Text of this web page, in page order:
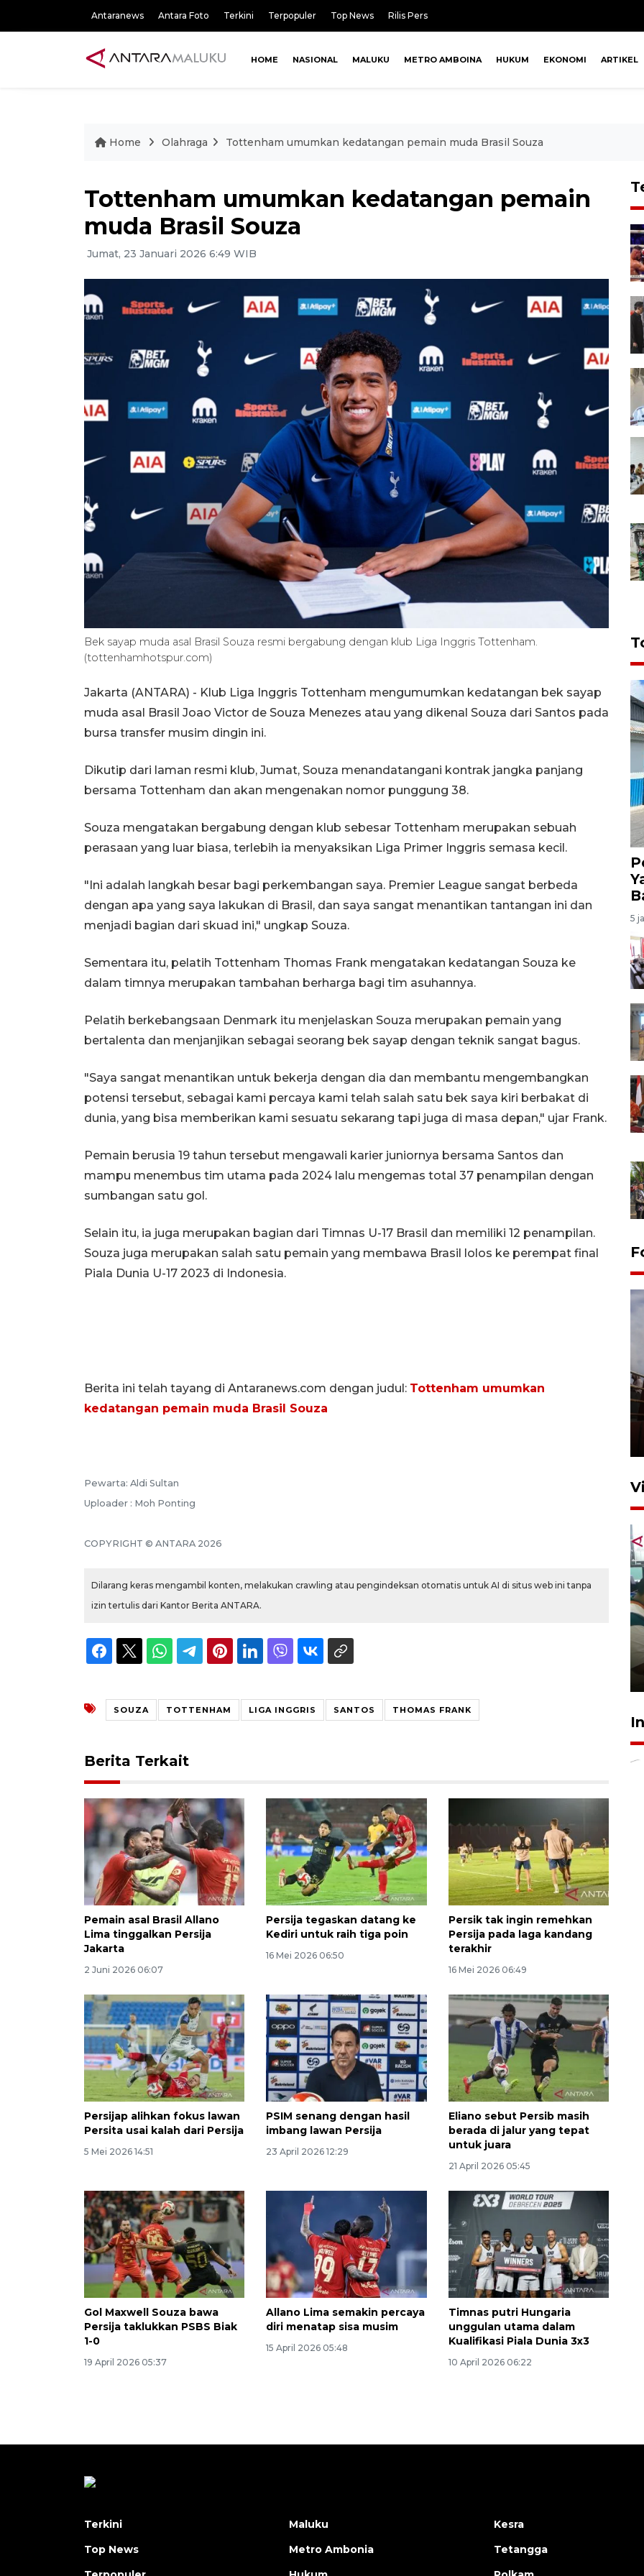
Antaranews Antara Foto Terkini Terpopuler Top News Rilis Pers
HOME NASIONAL MALUKU METRO AMBOINA HUKUM EKONOMI ARTIKEL
Home Olahraga Tottenham umumkan kedatangan pemain muda Brasil Souza
Tottenham umumkan kedatangan pemain
muda Brasil Souza
Jumat, 23 Januari 2026 6:49 WIB
Bek sayap muda asal Brasil Souza resmi bergabung dengan klub Liga Inggris Tottenham.
(tottenhamhotspur.com)
Jakarta (ANTARA) - Klub Liga Inggris Tottenham mengumumkan kedatangan bek sayap
muda asal Brasil Joao Victor de Souza Menezes atau yang dikenal Souza dari Santos pada
bursa transfer musim dingin ini.
Dikutip dari laman resmi klub, Jumat, Souza menandatangani kontrak jangka panjang
bersama Tottenham dan akan mengenakan nomor punggung 38.
Souza mengatakan bergabung dengan klub sebesar Tottenham merupakan sebuah
perasaan yang luar biasa, terlebih ia menyaksikan Liga Primer Inggris semasa kecil.
"Ini adalah langkah besar bagi perkembangan saya. Premier League sangat berbeda
dengan apa yang saya lakukan di Brasil, dan saya sangat menantikan tantangan ini dan
menjadi bagian dari skuad ini," ungkap Souza.
Sementara itu, pelatih Tottenham Thomas Frank mengatakan kedatangan Souza ke
dalam timnya merupakan tambahan berharga bagi tim asuhannya.
Pelatih berkebangsaan Denmark itu menjelaskan Souza merupakan pemain yang
bertalenta dan menjanjikan sebagai seorang bek sayap dengan teknik sangat bagus.
"Saya sangat menantikan untuk bekerja dengan dia dan membantu mengembangkan
potensi tersebut, sebagai kami percaya kami telah salah satu bek saya kiri berbakat di
dunia, yang bisa memberikan kami sesuatu sekarang tapi juga di masa depan," ujar Frank.
Pemain berusia 19 tahun tersebut mengawali karier juniornya bersama Santos dan
mampu menembus tim utama pada 2024 lalu mengemas total 37 penampilan dengan
sumbangan satu gol.
Selain itu, ia juga merupakan bagian dari Timnas U-17 Brasil dan memiliki 12 penampilan.
Souza juga merupakan salah satu pemain yang membawa Brasil lolos ke perempat final
Piala Dunia U-17 2023 di Indonesia.
Berita ini telah tayang di Antaranews.com dengan judul: Tottenham umumkan
kedatangan pemain muda Brasil Souza
Pewarta: Aldi Sultan
Uploader : Moh Ponting
COPYRIGHT © ANTARA 2026
Dilarang keras mengambil konten, melakukan crawling atau pengindeksan otomatis untuk AI di situs web ini tanpa
izin tertulis dari Kantor Berita ANTARA.
SOUZA TOTTENHAM LIGA INGGRIS SANTOS THOMAS FRANK
Berita Terkait
Pemain asal Brasil Allano
Lima tinggalkan Persija
Jakarta
2 Juni 2026 06:07
Persija tegaskan datang ke
Kediri untuk raih tiga poin
16 Mei 2026 06:50
Persik tak ingin remehkan
Persija pada laga kandang
terakhir
16 Mei 2026 06:49
Persijap alihkan fokus lawan
Persita usai kalah dari Persija
5 Mei 2026 14:51
PSIM senang dengan hasil
imbang lawan Persija
23 April 2026 12:29
Eliano sebut Persib masih
berada di jalur yang tepat
untuk juara
21 April 2026 05:45
Gol Maxwell Souza bawa
Persija taklukkan PSBS Biak
1-0
19 April 2026 05:37
Allano Lima semakin percaya
diri menatap sisa musim
15 April 2026 05:48
Timnas putri Hungaria
unggulan utama dalam
Kualifikasi Piala Dunia 3x3
10 April 2026 06:22
5
2026-08-07 13:45:00
Terkini
Top News
Maluku
Metro Ambonia
Kesra
Tetangga